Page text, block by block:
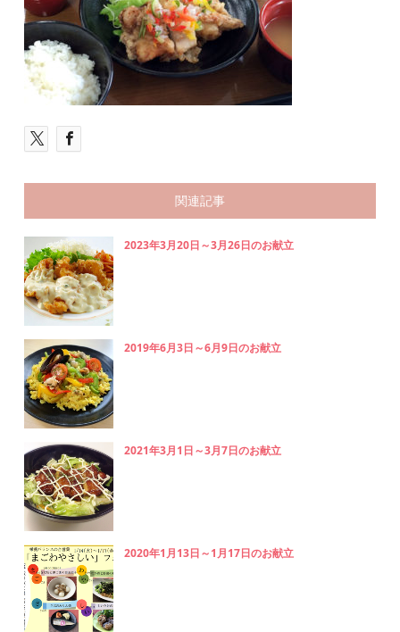
関連記事
2023年3月20日～3月26日のお献立
2019年6月3日～6月9日のお献立
2021年3月1日～3月7日のお献立
2020年1月13日～1月17日のお献立